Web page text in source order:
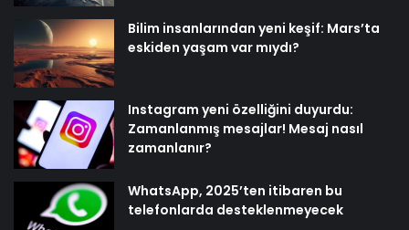
Bilim insanlarından yeni keşif: Mars’ta
eskiden yaşam var mıydı?
Instagram yeni özelliğini duyurdu:
Zamanlanmış mesajlar! Mesaj nasıl
zamanlanır?
WhatsApp, 2025’ten itibaren bu
telefonlarda desteklenmeyecek